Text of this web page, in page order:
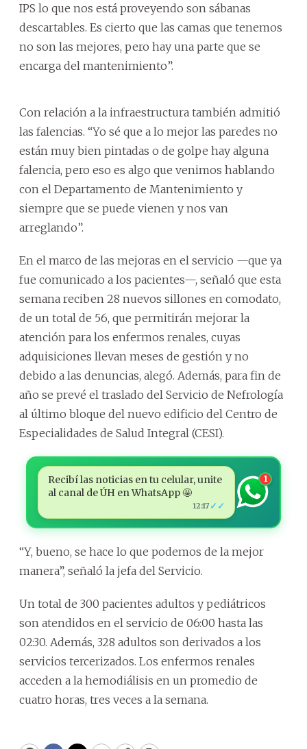
IPS lo que nos está proveyendo son sábanas
descartables. Es cierto que las camas que tenemos
no son las mejores, pero hay una parte que se
encarga del mantenimiento”.
Con relación a la infraestructura también admitió
las falencias. “Yo sé que a lo mejor las paredes no
están muy bien pintadas o de golpe hay alguna
falencia, pero eso es algo que venimos hablando
con el Departamento de Mantenimiento y
siempre que se puede vienen y nos van
arreglando”.
En el marco de las mejoras en el servicio —que ya
fue comunicado a los pacientes—, señaló que esta
semana reciben 28 nuevos sillones en comodato,
de un total de 56, que permitirán mejorar la
atención para los enfermos renales, cuyas
adquisiciones llevan meses de gestión y no
debido a las denuncias, alegó. Además, para fin de
año se prevé el traslado del Servicio de Nefrología
al último bloque del nuevo edificio del Centro de
Especialidades de Salud Integral (CESI).
Recibí las noticias en tu celular, unite
al canal de ÚH en WhatsApp 🤩
12:17 ✓✓
1
“Y, bueno, se hace lo que podemos de la mejor
manera”, señaló la jefa del Servicio.
Un total de 300 pacientes adultos y pediátricos
son atendidos en el servicio de 06:00 hasta las
02:30. Además, 328 adultos son derivados a los
servicios tercerizados. Los enfermos renales
acceden a la hemodiálisis en un promedio de
cuatro horas, tres veces a la semana.